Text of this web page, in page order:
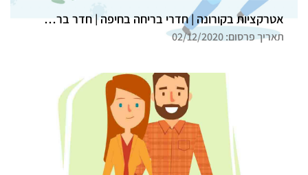
אטרקציות בקורונה | חדרי בריחה בחיפה | חדר בריחה גלדיאטור
תאריך פרסום: 02/12/2020